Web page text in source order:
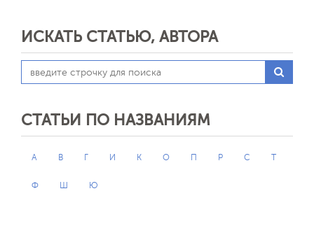
ИСКАТЬ СТАТЬЮ, АВТОРА
СТАТЬИ ПО НАЗВАНИЯМ
А В Г И К О П Р С Т
Ф Ш Ю